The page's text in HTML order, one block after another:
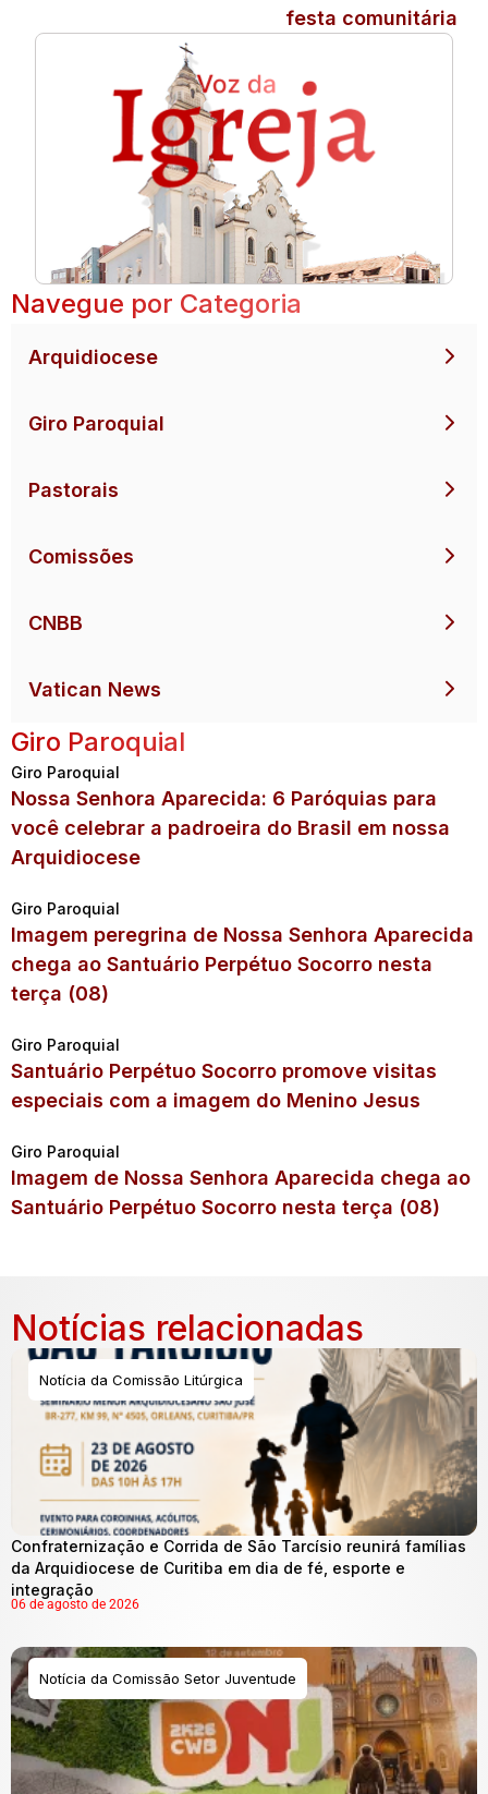
festa comunitária
Navegue por Categoria
Arquidiocese
Giro Paroquial
Pastorais
Comissões
CNBB
Vatican News
Giro Paroquial
Giro Paroquial
Nossa Senhora Aparecida: 6 Paróquias para
você celebrar a padroeira do Brasil em nossa
Arquidiocese
Giro Paroquial
Imagem peregrina de Nossa Senhora Aparecida
chega ao Santuário Perpétuo Socorro nesta
terça (08)
Giro Paroquial
Santuário Perpétuo Socorro promove visitas
especiais com a imagem do Menino Jesus
Giro Paroquial
Imagem de Nossa Senhora Aparecida chega ao
Santuário Perpétuo Socorro nesta terça (08)
Notícias relacionadas
Notícia da Comissão Litúrgica
Confraternização e Corrida de São Tarcísio reunirá famílias
da Arquidiocese de Curitiba em dia de fé, esporte e
integração
06 de agosto de 2026
Notícia da Comissão Setor Juventude